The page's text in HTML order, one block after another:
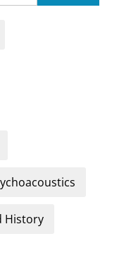
History